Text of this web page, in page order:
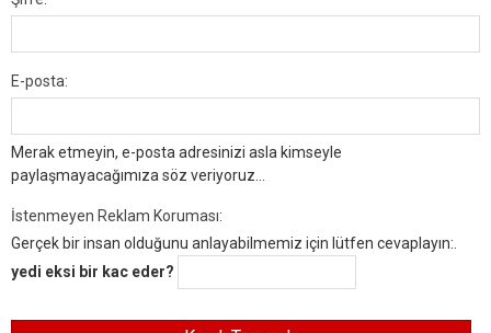
E-posta:
Merak etmeyin, e-posta adresinizi asla kimseyle
paylaşmayacağımıza söz veriyoruz...
İstenmeyen Reklam Koruması:
Gerçek bir insan olduğunu anlayabilmemiz için lütfen cevaplayın:.
yedi eksi bir kac eder?